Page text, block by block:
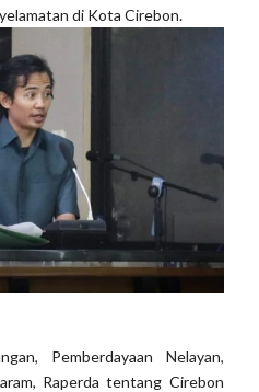
di Kota Cirebon.
Pemberdayaan Nelayan,
Raperda tentang Cirebon